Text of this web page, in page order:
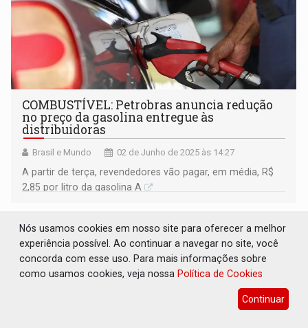
COMBUSTÍVEL: Petrobras anuncia redução
no preço da gasolina entregue às
distribuidoras
Brasil e Mundo 02 de Junho de 2025 às 14:27
A partir de terça, revendedores vão pagar, em média, R$
2,85 por litro da gasolina A
Nós usamos cookies em nosso site para oferecer a melhor
experiência possível. Ao continuar a navegar no site, você
concorda com esse uso. Para mais informações sobre
como usamos cookies, veja nossa Política de Cookies
Continuar